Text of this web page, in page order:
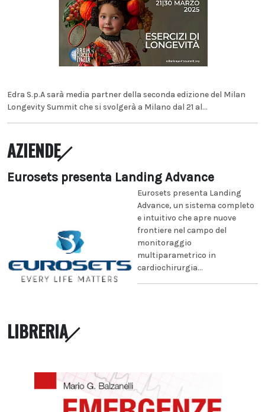
Edra S.p.A sarà media partner della seconda edizione del Milan
Longevity Summit che si svolgerà a Milano dal 21 al...
AZIENDE
Eurosets presenta Landing Advance
Eurosets presenta Landing
Advance, un sistema completo
e intuitivo che apre nuove
frontiere nel campo del
monitoraggio
multiparametrico in
cardiochirurgia...
LIBRERIA